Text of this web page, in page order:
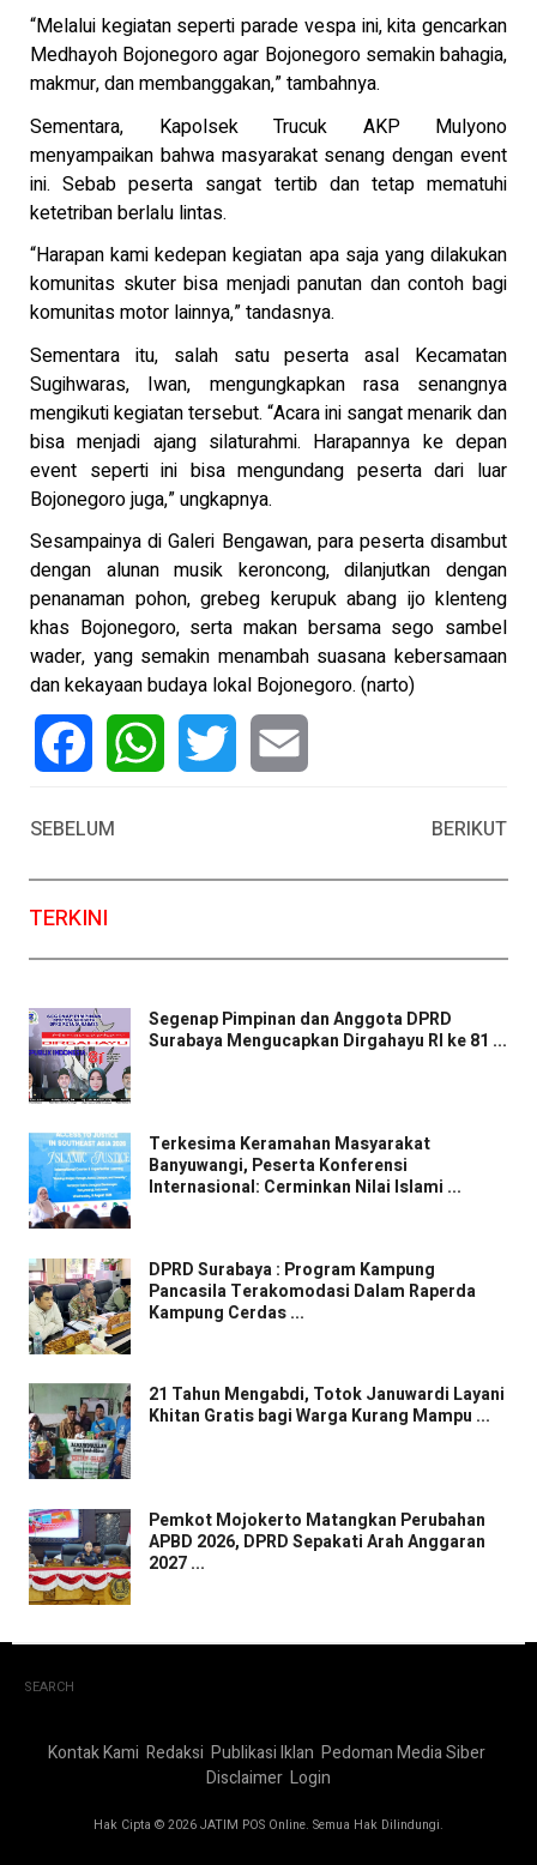
“Melalui kegiatan seperti parade vespa ini, kita gencarkan
Medhayoh Bojonegoro agar Bojonegoro semakin bahagia,
makmur, dan membanggakan,” tambahnya.
Sementara, Kapolsek Trucuk AKP Mulyono
menyampaikan bahwa masyarakat senang dengan event
ini. Sebab peserta sangat tertib dan tetap mematuhi
ketetriban berlalu lintas.
“Harapan kami kedepan kegiatan apa saja yang dilakukan
komunitas skuter bisa menjadi panutan dan contoh bagi
komunitas motor lainnya,” tandasnya.
Sementara itu, salah satu peserta asal Kecamatan
Sugihwaras, Iwan, mengungkapkan rasa senangnya
mengikuti kegiatan tersebut. “Acara ini sangat menarik dan
bisa menjadi ajang silaturahmi. Harapannya ke depan
event seperti ini bisa mengundang peserta dari luar
Bojonegoro juga,” ungkapnya.
Sesampainya di Galeri Bengawan, para peserta disambut
dengan alunan musik keroncong, dilanjutkan dengan
penanaman pohon, grebeg kerupuk abang ijo klenteng
khas Bojonegoro, serta makan bersama sego sambel
wader, yang semakin menambah suasana kebersamaan
dan kekayaan budaya lokal Bojonegoro. (narto)
SEBELUM
BERIKUT
TERKINI
Segenap Pimpinan dan Anggota DPRD
Surabaya Mengucapkan Dirgahayu RI ke 81 ...
Terkesima Keramahan Masyarakat
Banyuwangi, Peserta Konferensi
Internasional: Cerminkan Nilai Islami ...
DPRD Surabaya : Program Kampung
Pancasila Terakomodasi Dalam Raperda
Kampung Cerdas ...
21 Tahun Mengabdi, Totok Januwardi Layani
Khitan Gratis bagi Warga Kurang Mampu ...
Pemkot Mojokerto Matangkan Perubahan
APBD 2026, DPRD Sepakati Arah Anggaran
2027 ...
SEARCH
Kontak Kami Redaksi Publikasi Iklan Pedoman Media Siber
Disclaimer Login
Hak Cipta © 2026 JATIM POS Online. Semua Hak Dilindungi.